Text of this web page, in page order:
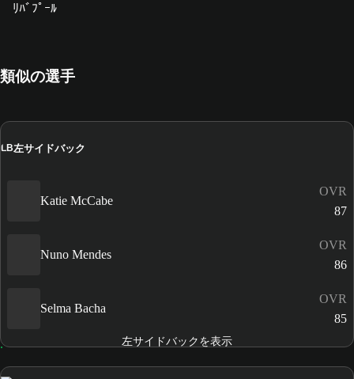
ﾘﾊﾞﾌﾟｰﾙ
類似の選手
LB左サイドバック
Katie McCabe
OVR
87
Nuno Mendes
OVR
86
Selma Bacha
OVR
85
左サイドバックを表示